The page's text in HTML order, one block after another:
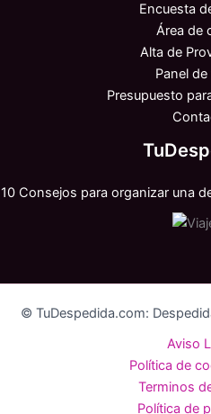
Encuesta
Área de
Alta de
Panel
Presupuesto
10 Consejos para organizar una
© TuDespedida.com:
Aviso
Política de
Terminos
Política de